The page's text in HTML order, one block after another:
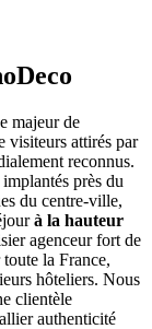
majeur de
visiteurs attirés par
reconnus.
près du
du centre-ville,
à la hauteur
agenceur fort de
la France,
hôteliers. Nous
clientèle
authenticité